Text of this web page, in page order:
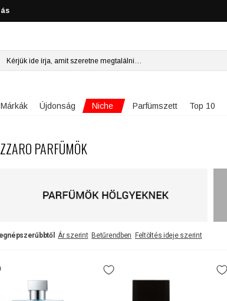
Márkák Újdonság Niche Parfümszett Top 10
PARFÜMÖK
Ár szerint Betűrendben Feltöltés ideje szerint